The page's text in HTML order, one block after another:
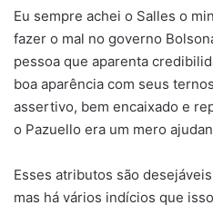
Eu sempre achei o Salles o
fazer o mal no governo
pessoa que aparenta
boa aparência com seus
assertivo, bem encaixado e
o Pazuello era um mero
Esses atributos são
mas há vários indícios que